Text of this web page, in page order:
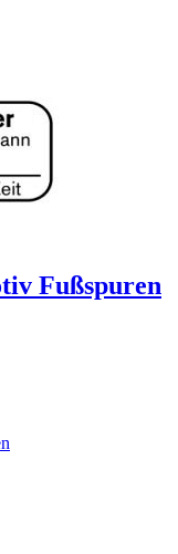
Fußspuren